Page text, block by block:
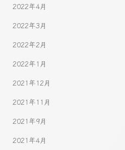
2022年4月
2022年3月
2022年2月
2022年1月
2021年12月
2021年11月
2021年9月
2021年4月